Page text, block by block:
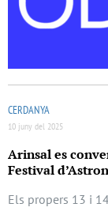
CERDANYA
10 juny del 2025
Arinsal es
Festival
Els propers 13 i